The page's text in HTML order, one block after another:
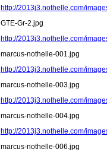
http://2013j3.nothelle.com/
GTE-Gr-2.jpg
http://2013j3.nothelle.com/
marcus-nothelle-001.jpg
http://2013j3.nothelle.com/
marcus-nothelle-003.jpg
http://2013j3.nothelle.com/
marcus-nothelle-004.jpg
http://2013j3.nothelle.com/
marcus-nothelle-006.jpg